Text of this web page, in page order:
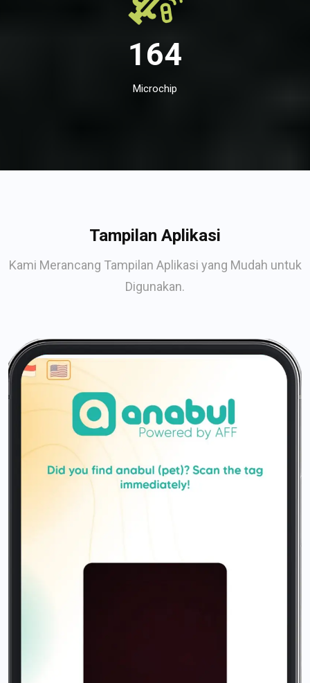
164
Microchip
Tampilan Aplikasi
Kami Merancang Tampilan Aplikasi yang Mudah untuk
Digunakan.